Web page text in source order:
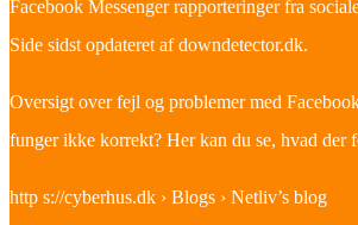
Facebook Messenger rapporteringer fra
Side sidst opdateret af downdetector.dk.
Oversigt over fejl og problemer med
funger ikke korrekt? Her kan du se, hvad der
http s://cyberhus.dk › Blogs › Netliv’s blog